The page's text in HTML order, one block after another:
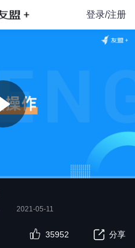
登录/注册
2021-05-11
分享
35952